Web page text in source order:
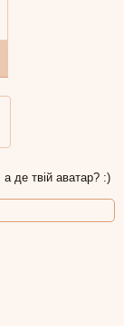
а де твій аватар? :)